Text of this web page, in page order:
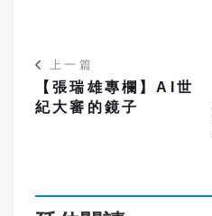
上一篇
【張瑞雄專欄】AI世
紀大審的鏡子